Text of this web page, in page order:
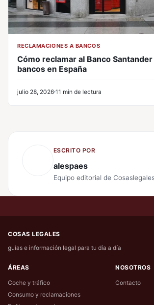
RECLAMACIONES A BANCOS
Cómo reclamar al Banco
bancos en España
julio 28, 2026 11 min de lectura
ESCRITO POR
alespaes
Equipo editorial de
COSAS LEGALES
guías e información legal para tu día a día
ÁREAS
Coche y tráfico
Consumo y reclamaciones
NOSOTROS
Contacto